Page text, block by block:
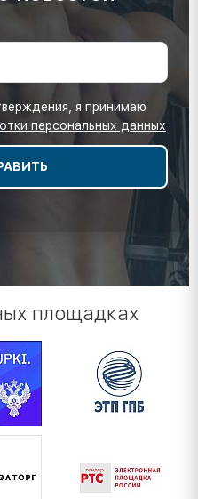
я принимаю
персональных данных
площадках